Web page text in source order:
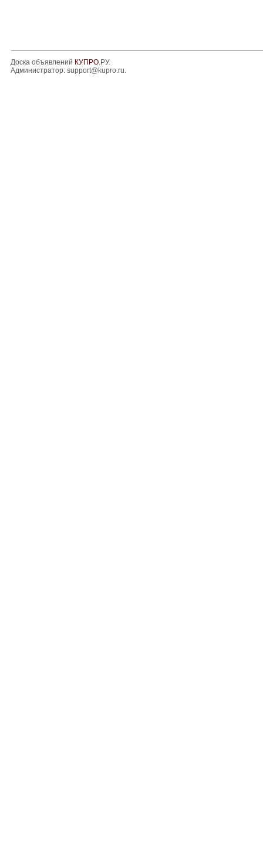
Доска объявлений КУПРО.РУ.
Администратор: support@kupro.ru.